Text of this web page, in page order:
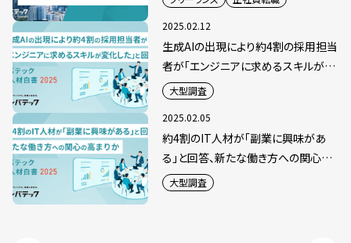
2025.02.12
生成AIの出現により約4割の採用担当
者が「エンジニアに求めるスキルが変
化した」と回答
大型調査
2025.02.05
約4割のIT人材が「副業に興味があ
る」と回答、新たな働き方への関心の
高まりか
大型調査